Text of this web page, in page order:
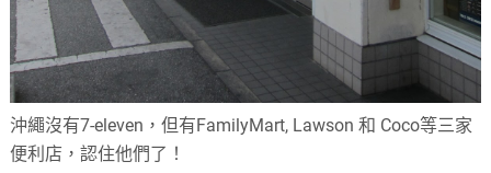
沖繩沒有7-eleven，但有FamilyMart, Lawson 和 Coco等三家
便利店，認住他們了！